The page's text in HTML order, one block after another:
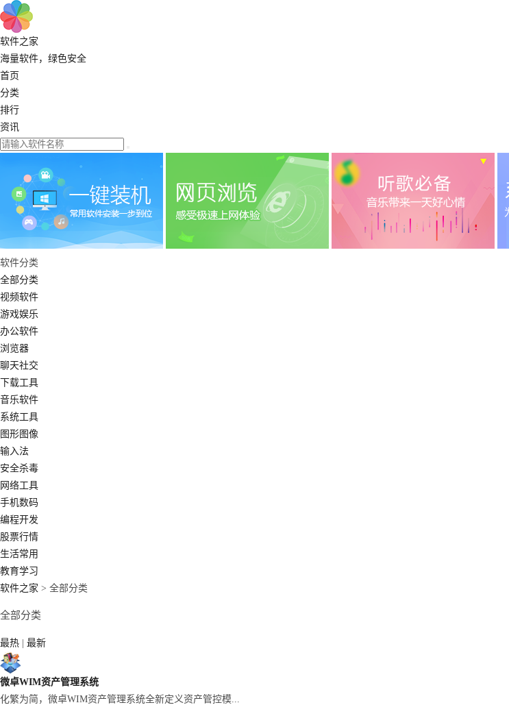
软件之家
海量软件，绿色安全
首页
分类
排行
资讯
软件分类
全部分类
视频软件
游戏娱乐
办公软件
浏览器
聊天社交
下载工具
音乐软件
系统工具
图形图像
输入法
安全杀毒
网络工具
手机数码
编程开发
股票行情
生活常用
教育学习
软件之家 > 全部分类
全部分类
最热 最新
微卓WIM资产管理系统
化繁为简，微卓WIM资产管理系统全新定义资产管控模...